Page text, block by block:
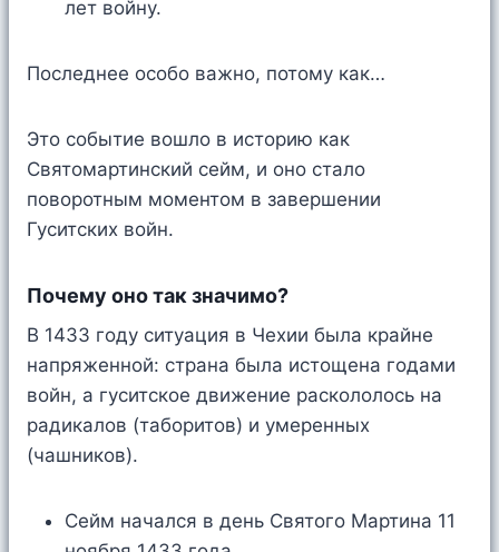
лет войну.
Последнее особо важно, потому как…
Это событие вошло в историю как
Святомартинский сейм, и оно стало
поворотным моментом в завершении
Гуситских войн.
Почему оно так значимо?
В 1433 году ситуация в Чехии была крайне
напряженной: страна была истощена годами
войн, а гуситское движение раскололось на
радикалов (таборитов) и умеренных
(чашников).
Сейм начался в день Святого Мартина 11